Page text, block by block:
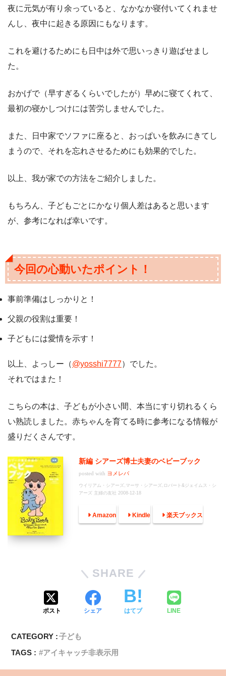
夜に元気が有り余っていると、なかなか寝付いてくれませ
んし、夜中に起きる原因にもなります。
これを避けるためにも日中は外で思いっきり遊ばせまし
た。
おかげで（早すぎるくらいでしたが）早めに寝てくれて、
最初の寝かしつけには苦労しませんでした。
また、日中家でソファに座ると、おっぱいを飲みにきてし
まうので、それを忘れさせるためにも効果的でした。
以上、我が家での方法をご紹介しました。
もちろん、子どもごとにかなり個人差はあると思います
が、参考になれば幸いです。
今回の心動いたポイント！
事前準備はしっかりと！
父親の役割は重要！
子どもには愛情を示す！
以上、よっしー（@yosshi7777）でした。
それではまた！
こちらの本は、子どもが小さい間、本当にすり切れるくら
い熟読しました。赤ちゃんを育てる時に参考になる情報が
盛りだくさんです。
新編 シアーズ博士夫妻のベビーブック
posted with ヨメレバ
ウイリアム・シアーズ,マーサ・シアーズ,ロバート&ジェイムス・シ
アーズ 主婦の友社 2008-12-18
Amazon Kindle 楽天ブックス
SHARE
ポスト シェア はてブ LINE
CATEGORY :子ども
TAGS :
アイキャッチ非表示用